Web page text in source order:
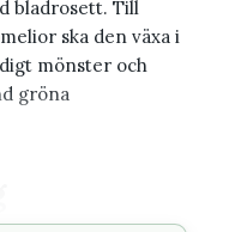
bladrosett. Till
ska den växa i
mönster och
gröna